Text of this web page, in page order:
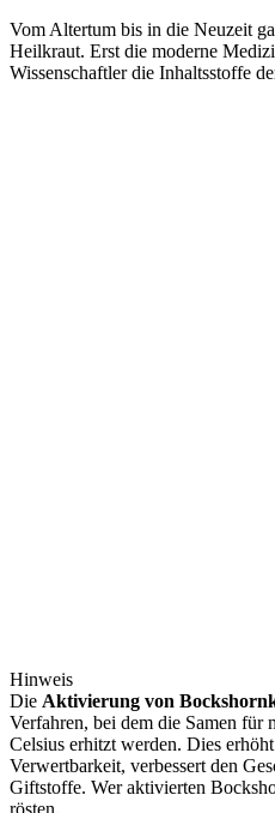
Vom Altertum bis in die Neuzeit
Heilkraut. Erst die moderne
Wissenschaftler die Inhaltsstoffe
Hinweis
Die Aktivierung von
Verfahren, bei dem die Samen für
Celsius erhitzt werden. Dies
Verwertbarkeit, verbessert den
Giftstoffe. Wer aktivierten
rösten.